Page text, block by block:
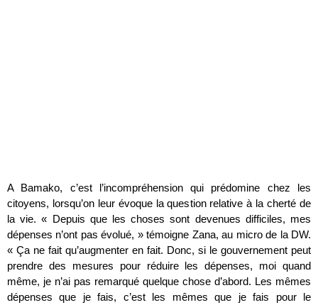
A Bamako, c’est l’incompréhension qui prédomine chez les
citoyens, lorsqu’on leur évoque la question relative à la cherté de
la vie. « Depuis que les choses sont devenues difficiles, mes
dépenses n’ont pas évolué, » témoigne Zana, au micro de la DW.
« Ça ne fait qu’augmenter en fait. Donc, si le gouvernement peut
prendre des mesures pour réduire les dépenses, moi quand
même, je n’ai pas remarqué quelque chose d’abord. Les mêmes
dépenses que je fais, c’est les mêmes que je fais pour le